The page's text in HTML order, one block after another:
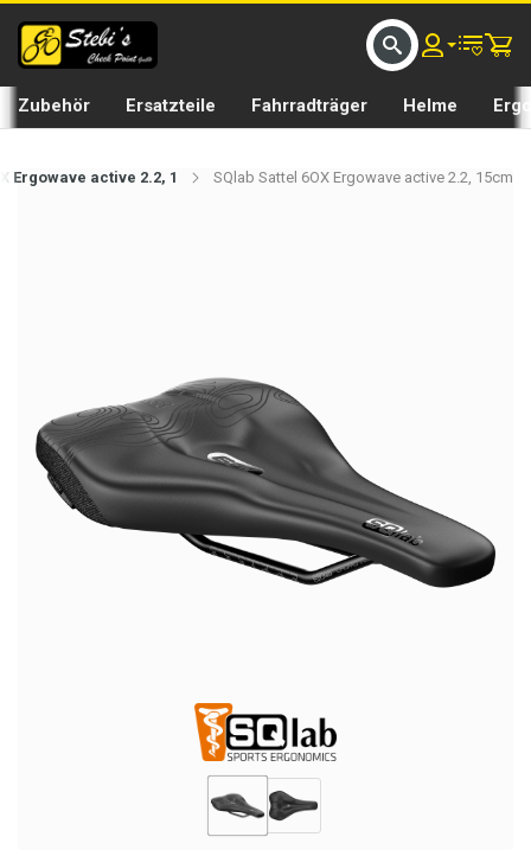
Zubehör Ersatzteile Fahrradträger Helme
Ergowave active 2.2, 1 SQlab Sattel 6OX Ergowave active 2.2, 15cm